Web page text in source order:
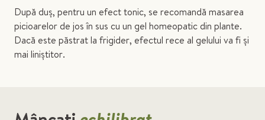
După duș, pentru un efect tonic, se recomandă masarea
picioarelor de jos în sus cu un gel homeopatic din plante.
Dacă este păstrat la frigider, efectul rece al gelului va fi și
mai liniștitor.